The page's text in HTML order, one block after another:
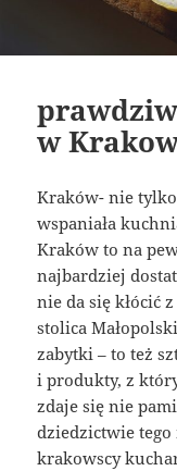
w
Kraków- nie
wspaniała
Kraków to na
najbardziej
nie da się kłócić
stolica
zabytki – to też
i produkty, z
zdaje się nie
dziedzictwie tego
krakowscy